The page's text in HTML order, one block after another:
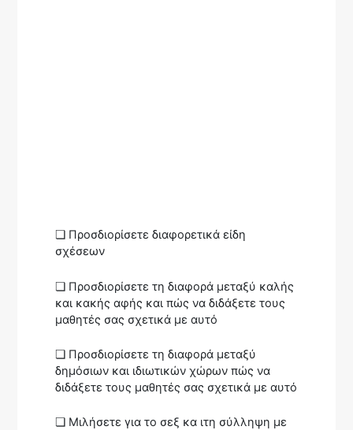
❏ Προσδιορίσετε διαφορετικά είδη
σχέσεων
❏ Προσδιορίσετε τη διαφορά μεταξύ καλής
και κακής αφής και πώς να διδάξετε τους
μαθητές σας σχετικά με αυτό
❏ Προσδιορίσετε τη διαφορά μεταξύ
δημόσιων και ιδιωτικών χώρων πώς να
διδάξετε τους μαθητές σας σχετικά με αυτό
❏ Μιλήσετε για το σεξ κα ιτη σύλληψη με